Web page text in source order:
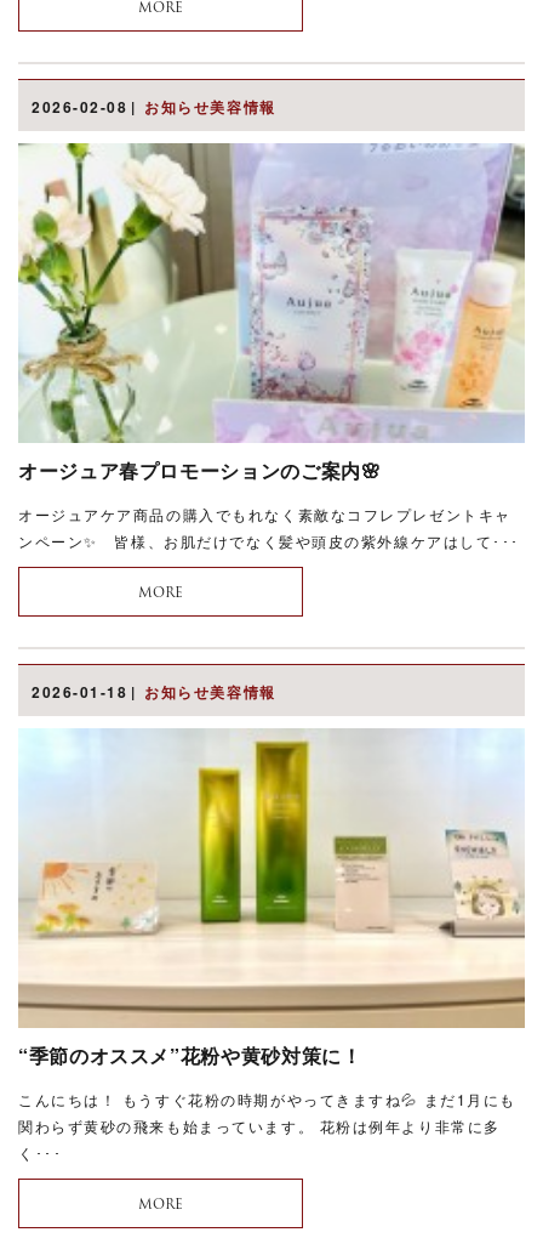
MORE
2026-02-08 お知らせ美容情報
オージュア春プロモーションのご案内🌸
オージュアケア商品の購入でもれなく素敵なコフレプレゼントキャ
ンペーン✨ 皆様、お肌だけでなく髪や頭皮の紫外線ケアはして･･･
MORE
2026-01-18 お知らせ美容情報
“季節のオススメ”花粉や黄砂対策に！
こんにちは！ もうすぐ花粉の時期がやってきますね💦 まだ1月にも
関わらず黄砂の飛来も始まっています。 花粉は例年より非常に多
く･･･
MORE